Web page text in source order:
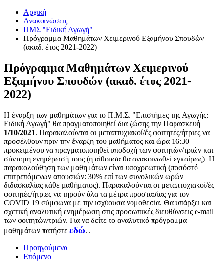
Αρχική
Ανακοινώσεις
ΠΜΣ "Ειδική Αγωγή"
Πρόγραμμα Μαθημάτων Χειμερινού Εξαμήνου Σπουδών
(ακαδ. έτος 2021-2022)
Πρόγραμμα Μαθημάτων Χειμερινού
Εξαμήνου Σπουδών (ακαδ. έτος 2021-
2022)
Η έναρξη των μαθημάτων για το Π.Μ.Σ. "Επιστήμες της Αγωγής:
Ειδική Αγωγή" θα πραγματοποιηθεί δια ζώσης την Παρασκευή
1/10/2021. Παρακαλούνται οι μεταπτυχιακοί/ές φοιτητές/ήτριες να
προσέλθουν πριν την έναρξη του μαθήματος και ώρα 16:30
προκειμένου να πραγματοποιηθεί υποδοχή των φοιτητών/τριών και
σύντομη ενημέρωσή τους (η αίθουσα θα ανακοινωθεί εγκαίρως). Η
παρακολούθηση των μαθημάτων είναι υποχρεωτική (ποσόστό
επιτρεπόμενων απουσιών: 30% επί των συνολικών ωρών
διδασκαλίας κάθε μαθήματος). Παρακαλούνται οι μεταπτυχιακοί/ές
φοιτητές/ήτριες να τηρούν όλα τα μέτρα προστασίας για τον
COVID 19 σύμφωνα με την ισχύουσα νομοθεσία. Θα υπάρξει και
σχετική αναλυτική ενημέρωση στις προσωπικές διευθύνσεις e-mail
των φοιτητών/τριών. Για να δείτε το αναλυτικό πρόγραμμα
μαθημάτων πατήστε εδώ...
Προηγούμενο
Επόμενο